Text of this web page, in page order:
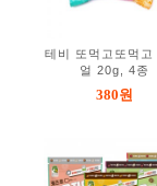
테비 또먹고또먹고
얼 20g, 4종
380원